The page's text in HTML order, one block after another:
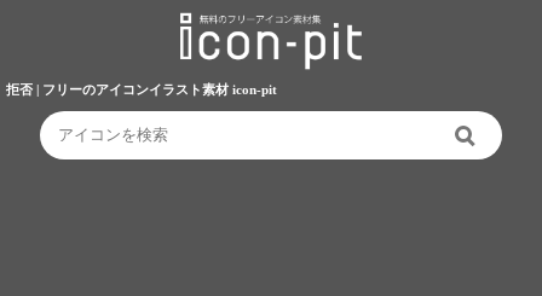
拒否 | フリーのアイコンイラスト素材 icon-pit